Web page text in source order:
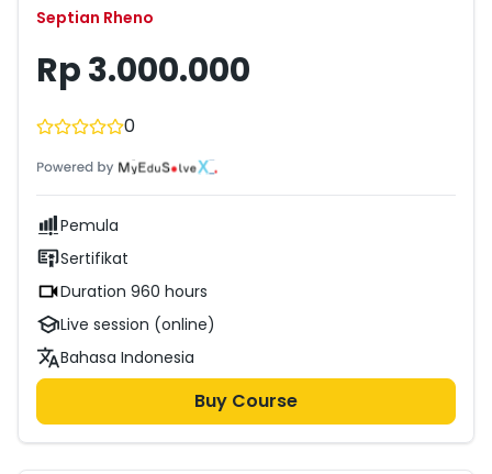
Septian Rheno
Rp 3.000.000
0
Pemula
Sertifikat
Duration 960 hours
Live session (online)
Bahasa Indonesia
Buy Course